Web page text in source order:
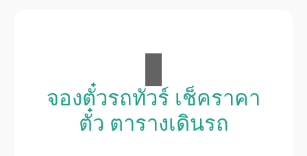
จองตั๋วรถทัวร์ เช็คราคา
ตั๋ว ตารางเดินรถ